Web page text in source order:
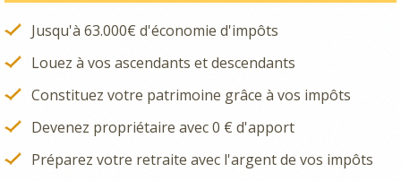
Jusqu'à 63.000€ d'économie d'impôts
Louez à vos ascendants et descendants
Constituez votre patrimoine grâce à vos impôts
Devenez propriétaire avec 0 € d'apport
Préparez votre retraite avec l'argent de vos impôts